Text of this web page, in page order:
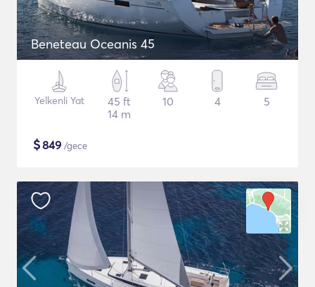
Beneteau Oceanis 45
Yelkenli Yat
45 ft
14 m
10 4 5
$849 /gece